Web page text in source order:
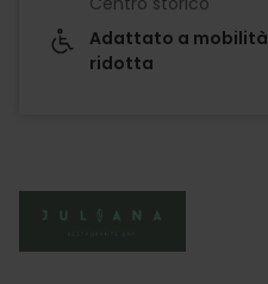
Adattato a mobilità
ridotta